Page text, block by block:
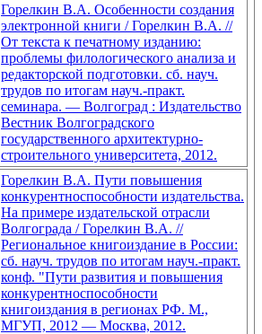
Горелкин В.А. Особенности создания
электронной книги / Горелкин В.А. //
От текста к печатному изданию:
проблемы филологического анализа и
редакторской подготовки. сб. науч.
трудов по итогам науч.-практ.
семинара. — Волгоград : Издательство
Вестник Волгоградского
государственного архитектурно-
строительного университета, 2012.
Горелкин В.А. Пути повышения
конкурентноспособности издательства.
На примере издательской отрасли
Волгограда / Горелкин В.А. //
Региональное книгоиздание в России:
сб. науч. трудов по итогам науч.-практ.
конф. "Пути развития и повышения
конкурентноспособности
книгоиздания в регионах РФ. М.,
МГУП, 2012 — Москва, 2012.